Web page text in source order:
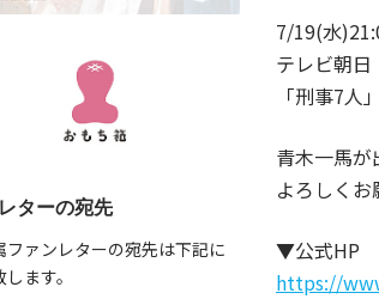
7/19(水
テレビ朝日
「刑事7人
青木一馬
よろしく
▼公式HP
https://
ターの宛先
ファンレターの宛先は下記に
ます。